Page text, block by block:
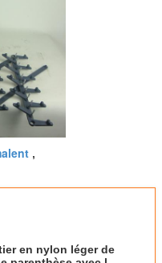
,
en nylon léger de